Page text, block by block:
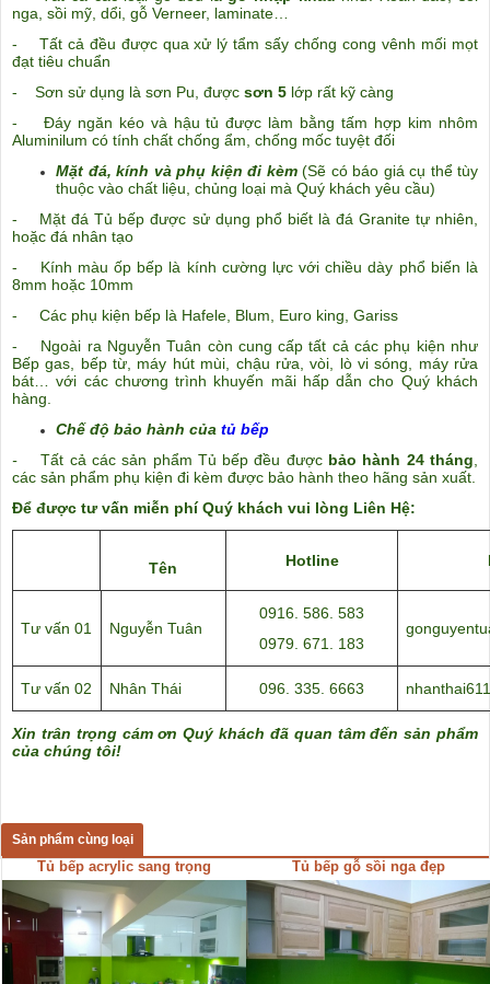
nga, sồi mỹ, dổi, gỗ Verneer, laminate…
- Tất cả đều được qua xử lý tẩm sấy chống cong vênh mối mọt
đạt tiêu chuẩn
- Sơn sử dụng là sơn Pu, được sơn 5 lớp rất kỹ càng
- Đáy ngăn kéo và hậu tủ được làm bằng tấm hợp kim nhôm
Aluminilum có tính chất chống ẩm, chống mốc tuyệt đối
Mặt đá, kính và phụ kiện đi kèm (Sẽ có báo giá cụ thể tùy
thuộc vào chất liệu, chủng loại mà Quý khách yêu cầu)
- Mặt đá Tủ bếp được sử dụng phổ biết là đá Granite tự nhiên,
hoặc đá nhân tạo
- Kính màu ốp bếp là kính cường lực với chiều dày phổ biến là
8mm hoặc 10mm
- Các phụ kiện bếp là Hafele, Blum, Euro king, Gariss
- Ngoài ra Nguyễn Tuân còn cung cấp tất cả các phụ kiện như
Bếp gas, bếp từ, máy hút mùi, chậu rửa, vòi, lò vi sóng, máy rửa
bát… với các chương trình khuyến mãi hấp dẫn cho Quý khách
hàng.
Chế độ bảo hành của tủ bếp
-Tất cả các sản phẩm Tủ bếp đều được bảo hành 24 tháng,
các sản phẩm phụ kiện đi kèm được bảo hành theo hãng sản xuất.
Để được tư vấn miễn phí Quý khách vui lòng Liên Hệ:
Tên Hotline
Tư vấn 01 Nguyễn Tuân
0916. 586. 583
0979. 671. 183
Tư vấn 02 Nhân Thái 096. 335. 6663
Xin trân trọng cám ơn Quý khách đã quan tâm đến sản phẩm
của chúng tôi!
Sản phẩm cùng loại
Tủ bếp acrylic sang trọng Tủ bếp gỗ sồi nga đẹp